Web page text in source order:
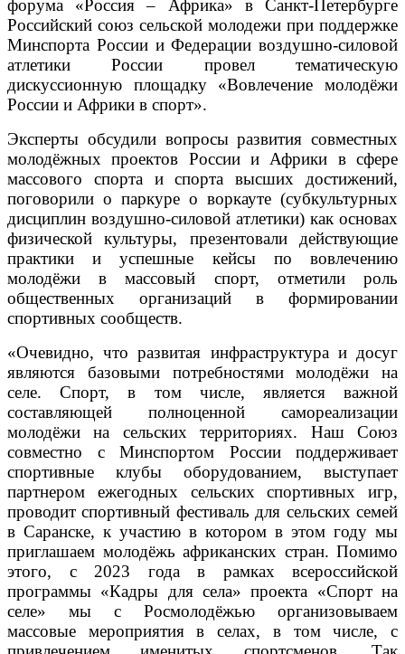
форума «Россия – Африка» в Санкт-Петербурге
Российский союз сельской молодежи при поддержке
Минспорта России и Федерации воздушно-силовой
атлетики России провел тематическую
дискуссионную площадку «Вовлечение молодёжи
России и Африки в спорт».
Эксперты обсудили вопросы развития совместных
молодёжных проектов России и Африки в сфере
массового спорта и спорта высших достижений,
поговорили о паркуре о воркауте (субкультурных
дисциплин воздушно-силовой атлетики) как основах
физической культуры, презентовали действующие
практики и успешные кейсы по вовлечению
молодёжи в массовый спорт, отметили роль
общественных организаций в формировании
спортивных сообществ.
«Очевидно, что развитая инфраструктура и досуг
являются базовыми потребностями молодёжи на
селе. Спорт, в том числе, является важной
составляющей полноценной самореализации
молодёжи на сельских территориях. Наш Союз
совместно с Минспортом России поддерживает
спортивные клубы оборудованием, выступает
партнером ежегодных сельских спортивных игр,
проводит спортивный фестиваль для сельских семей
в Саранске, к участию в котором в этом году мы
приглашаем молодёжь африканских стран. Помимо
этого, с 2023 года в рамках всероссийской
программы «Кадры для села» проекта «Спорт на
селе» мы с Росмолодёжью организовываем
массовые мероприятия в селах, в том числе, с